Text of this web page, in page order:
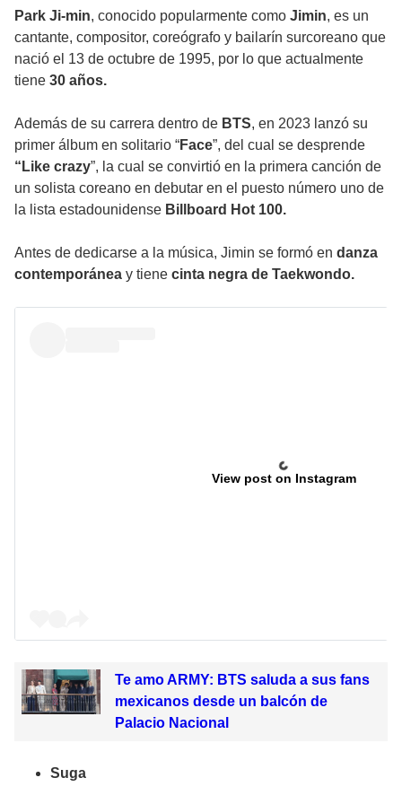
Park Ji-min, conocido popularmente como Jimin, es un
cantante, compositor, coreógrafo y bailarín surcoreano que
nació el 13 de octubre de 1995, por lo que actualmente
tiene 30 años.
Además de su carrera dentro de BTS, en 2023 lanzó su
primer álbum en solitario “Face”, del cual se desprende
“Like crazy”, la cual se convirtió en la primera canción de
un solista coreano en debutar en el puesto número uno de
la lista estadounidense Billboard Hot 100.
Antes de dedicarse a la música, Jimin se formó en danza
contemporánea y tiene cinta negra de Taekwondo.
View post on Instagram
Te amo ARMY: BTS saluda a sus fans
mexicanos desde un balcón de
Palacio Nacional
Suga